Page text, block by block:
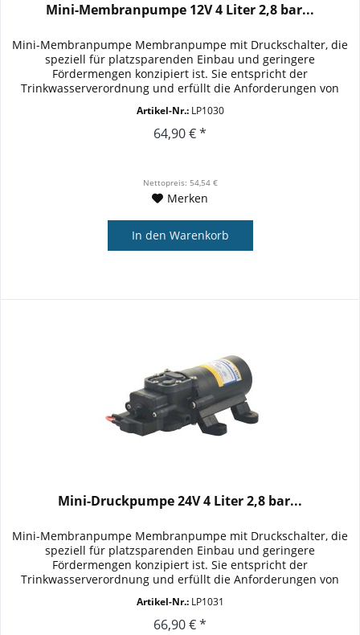
Mini-Membranpumpe 12V 4 Liter 2,8 bar...
Mini-Membranpumpe Membranpumpe mit Druckschalter, die
speziell für platzsparenden Einbau und geringere
Fördermengen konzipiert ist. Sie entspricht der
Trinkwasserverordnung und erfüllt die Anforderungen von
Artikel-Nr.:LP1030
64,90 € *
Nettopreis: 54,54 €
Merken
In den Warenkorb
Mini-Druckpumpe 24V 4 Liter 2,8 bar...
Mini-Membranpumpe Membranpumpe mit Druckschalter, die
speziell für platzsparenden Einbau und geringere
Fördermengen konzipiert ist. Sie entspricht der
Trinkwasserverordnung und erfüllt die Anforderungen von
Artikel-Nr.:LP1031
66,90 € *